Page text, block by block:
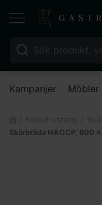
Sök efter:
Kampanjer Möbler
Skärbräda HACCP, 600